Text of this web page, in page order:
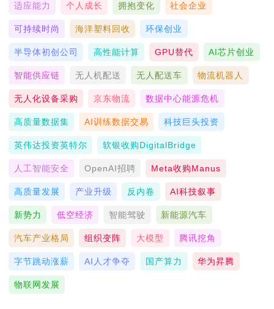
适应能力 个人成长 拥抱变化 社会企业
可持续时尚 海洋塑料回收 环保创业
半导体初创公司 高性能计算 GPU替代 AI芯片创业
智能供应链 无人机配送 无人配送车 物流机器人
无人化设备采购 京东物流 数据中心能源危机
高质量数据集 AI训练数据交易 科技巨头投资
英伟达投资英特尔 软银收购DigitalBridge
人工智能安全 OpenAI招聘 Meta收购Manus
高质量发展 产业升级 反内卷 AI科技叙事
新势力 低空经济 智能驾驶 新能源汽车
汽车产业格局 组织变阵 大模型 腾讯挖角
字节跳动涨薪 AI人才争夺 国产算力 华为昇腾
物联网发展